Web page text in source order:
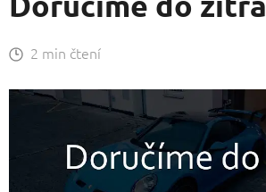
2 min čtení